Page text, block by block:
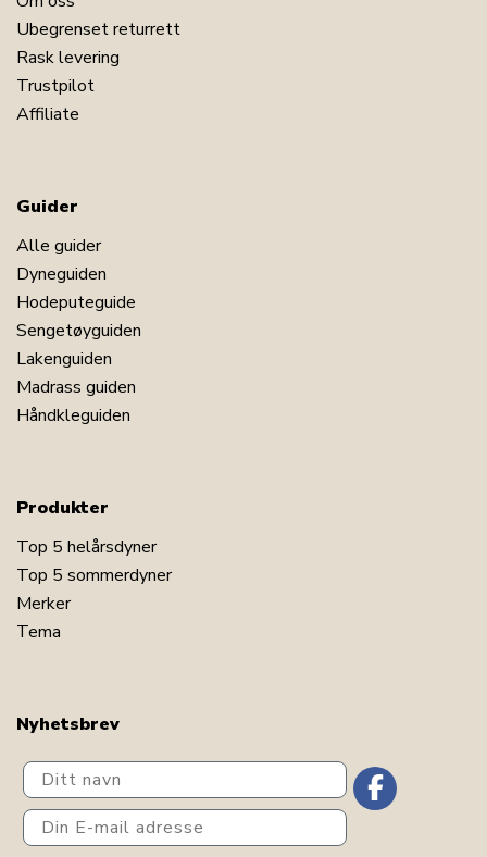
Ubegrenset returrett
Rask levering
Trustpilot
Affiliate
Guider
Alle guider
Dyneguiden
Hodeputeguide
Sengetøyguiden
Lakenguiden
Madrass guiden
Håndkleguiden
Produkter
Top 5 helårsdyner
Top 5 sommerdyner
Merker
Tema
Nyhetsbrev
Ditt navn
Din E-mail adresse